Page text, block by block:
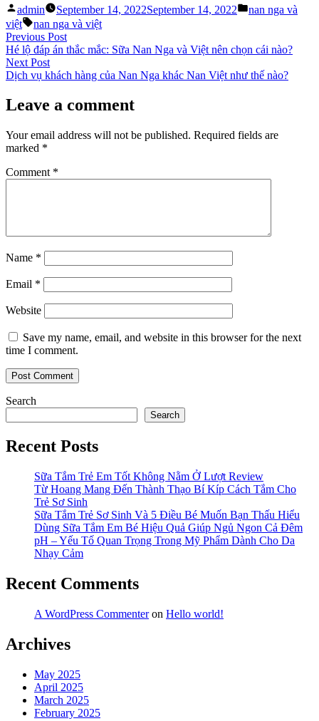
Posted
by
admin September 14, 2022September 14, 2022
Posted
nan nga và
việt
Tags:
nan nga và việt
Post
navigation
Previous PostPrevious
post:
Hé lộ đáp án thắc mắc: Sữa Nan Nga và Việt nên chọn cái nào?
Next PostNext
post:
Dịch vụ khách hàng của Nan Nga khác Nan Việt như thế nào?
Leave a comment
Your email address will not be published. Required fields are
marked *
Comment *
Name *
Email *
Website
Save my name, email, and website in this browser for the next
time I comment.
Search
Search
Recent Posts
Sữa Tắm Trẻ Em Tốt Không Nằm Ở Lượt Review
Từ Hoang Mang Đến Thành Thạo Bí Kíp Cách Tắm Cho
Trẻ Sơ Sinh
Sữa Tắm Trẻ Sơ Sinh Và 5 Điều Bé Muốn Bạn Thấu Hiểu
Dùng Sữa Tắm Em Bé Hiệu Quả Giúp Ngủ Ngon Cả Đêm
pH – Yếu Tố Quan Trọng Trong Mỹ Phẩm Dành Cho Da
Nhạy Cảm
Recent Comments
A WordPress Commenteron Hello world!
Archives
May 2025
April 2025
March 2025
February 2025